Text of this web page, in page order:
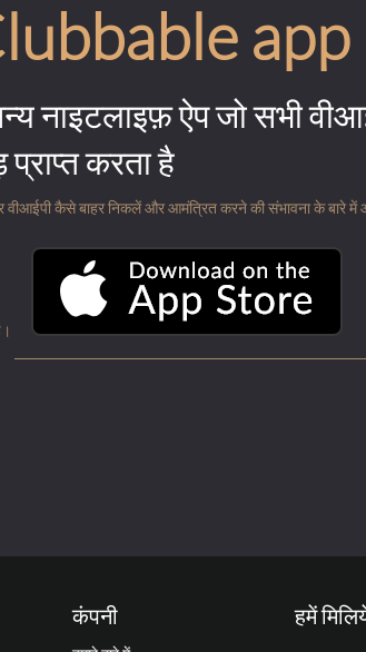
app
नाइटलाइफ़ ऐप जो सभी
प्राप्त करता है
वीआईपी कैसे बाहर निकलें और आमंत्रित करने की संभावना के बारे में
कंपनी हमें